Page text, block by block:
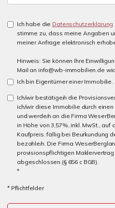
Ich habe die Datenschutzerklärung
stimme zu, dass meine Angaben
meiner Anfrage elektronisch
Hinweis: Sie können Ihre
Mail an info@wb-immobilien.de
Ich bin Eigentümer einer Immobilie.
Ich/wir bestätige/n die
ich/wir diese Immobilie durch
und werde/n an die Firma
in Höhe von 3,57%, inkl. MwSt.,
Kaufpreis. fällig bei Beurkundung
bezahle/n. Die Firma
provisionspflichtigen
abgeschlossen (§ 656 c BGB).
*
* Pflichtfelder